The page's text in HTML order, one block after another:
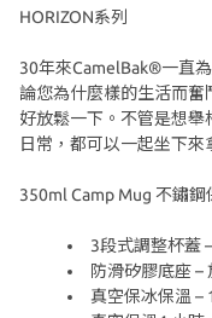
HORIZON系列
30年來CamelBak®一直
論您為什麼樣的生活而
好放鬆一下。不管是想
日常，都可以一起坐下
350ml Camp Mug 不鏽
3段式調整杯蓋
防滑矽膠底座 –
真空保冰保溫 –